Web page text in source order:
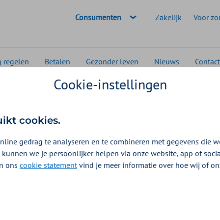
Geselecteerde doelgroep:
Consumenten Zakelijk Voor
regelen Betalen Gezonder leven Nieuws Contact
Prenatale screening / diagnostiek
/ diagnostiek
Hier leest u wat wordt vergoed en door wie. Een
bij uw kind tijdens uw zwangerschap. Hier valt
Cookie-instellingen
cookies.
gedrag te analyseren en te combineren met gegevens die
we je persoonlijker helpen via onze website, app of
ons cookie statementvind je meer informatie over hoe wij of